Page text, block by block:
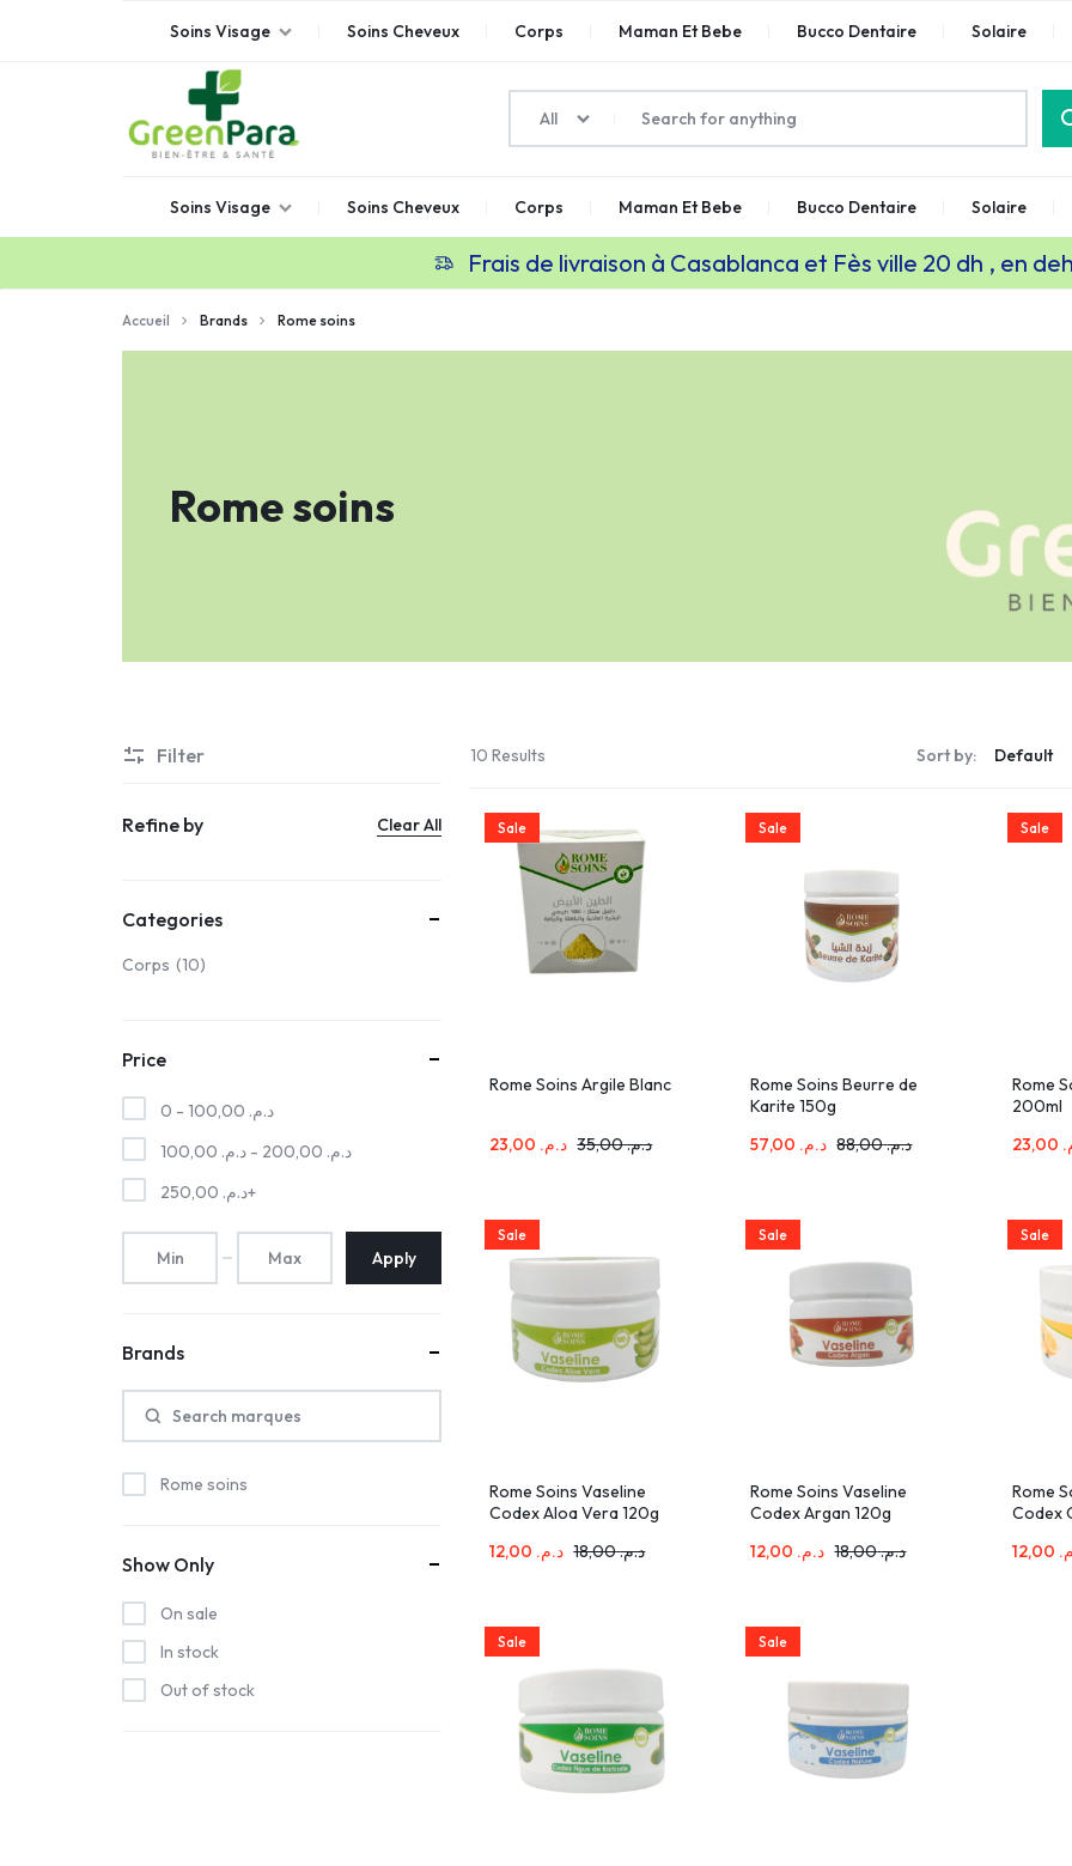
GREENPARA
Parapharmacie
Maroc
All
Soins Visage Soins Cheveux Corps Maman Et Bebe Bucco Dentaire Solaire
Soins Visage Soins Cheveux Corps Maman Et Bebe Bucco Dentaire Solaire
Frais de livraison à Casablanca et Fès ville 20 dh , en
Accueil Brands Rome soins
Rome soins
10 Results Sort by:
Sale
Rome Soins Argile Blanc
د.م.35,00 د.م.
Sale
Rome Soins Beurre de
Karite 150g
د.م.88,00 د.م.
Sale
Rome
200ml
Sale
Rome Soins Vaseline
Codex Aloa Vera 120g
د.م.18,00 د.م.
Sale
Rome Soins Vaseline
Codex Argan 120g
د.م.18,00 د.م.
Sale
Rome
Codex
Sale Sale
Filter
Refine by Clear All
Categories
Corps 10
Price
0 - د.م.
د.م. - د.م.
د.م.+
Apply
Brands
Rome soins
Show Only
On sale
In stock
Out of stock